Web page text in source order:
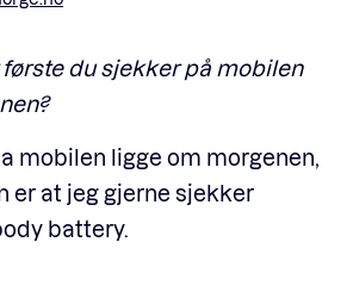
første du sjekker på mobilen
mobilen ligge om morgenen,
er at jeg gjerne sjekker
battery.